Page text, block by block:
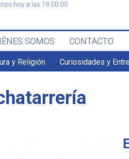
hoy a las 19:00:00
SOMOS CONTACTO
y Religión Curiosidades y